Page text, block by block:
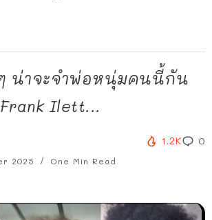
น่าจะจำพ่อหนุ่มคนนี้กัน
Frank Ilett...
2025 One Min Read
1.2K 0